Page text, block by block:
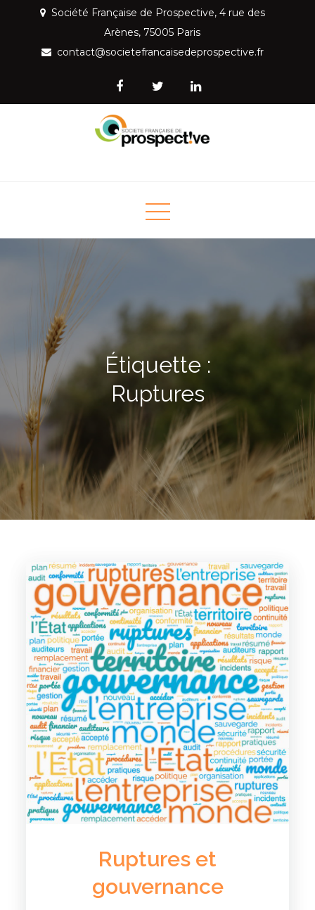
content
Société Française de Prospective, 4 rue des
Arènes, 75005 Paris
contact@societefrancaisedeprospective.fr
Prospective
Étiquette :
Ruptures
Ruptures et
gouvernance